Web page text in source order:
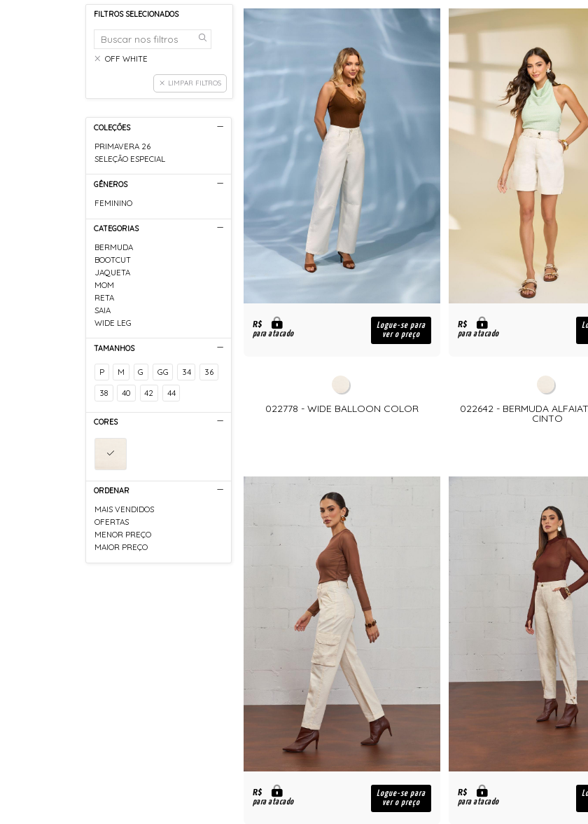
FILTROS SELECIONADOS
OFF WHITE
LIMPAR FILTROS
COLEÇÕES
PRIMAVERA 26
SELEÇÃO ESPECIAL
GÊNEROS
FEMININO
CATEGORIAS
BERMUDA
BOOTCUT
JAQUETA
MOM
RETA
SAIA
WIDE LEG
TAMANHOS
P M G GG 34 36
38 40 42 44
CORES
ORDENAR
MAIS VENDIDOS
OFERTAS
MENOR PREÇO
MAIOR PREÇO
R$
para atacado
Logue-se para
ver o preço
022778 - WIDE BALLOON COLOR
R$
para atacado
022642 - BERMUDA
CINTO
R$
para atacado
Logue-se para
ver o preço
R$
para atacado